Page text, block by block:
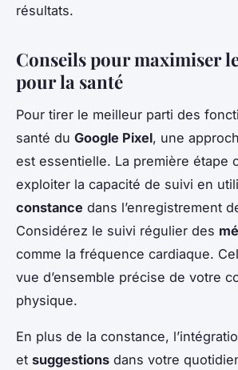
résultats.
Conseils pour maximiser
pour la santé
Pour tirer le meilleur parti des
santé du Google Pixel, une
est essentielle. La première étape
exploiter la capacité de suivi en
constance dans l’enregistrement
Considérez le suivi régulier des
comme la fréquence cardiaque.
vue d’ensemble précise de votre
physique.
En plus de la constance,
et suggestions dans votre